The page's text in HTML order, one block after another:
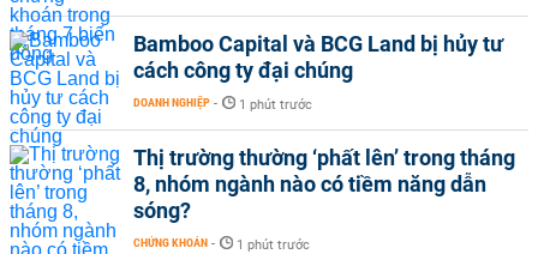
Bamboo Capital và BCG Land bị hủy tư
cách công ty đại chúng
DOANH NGHIỆP - 1 phút trước
Thị trường thường ‘phất lên’ trong tháng
8, nhóm ngành nào có tiềm năng dẫn
sóng?
CHỨNG KHOÁN - 1 phút trước